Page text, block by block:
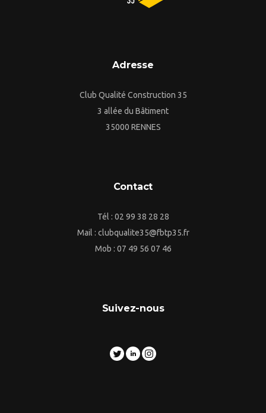
Adresse
Club Qualité Construction 35
3 allée du Bâtiment
35000 RENNES
Contact
Tél : 02 99 38 28 28
Mail : clubqualite35@fbtp35.fr
Mob : 07 49 56 07 46
Suivez-nous